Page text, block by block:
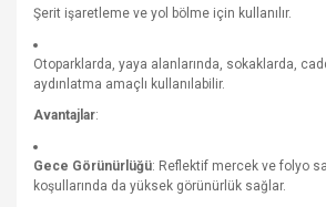
Şerit işaretleme ve yol bölme için kullanılır.
Otoparklarda, yaya alanlarında, sokaklarda,
aydınlatma amaçlı kullanılabilir.
Avantajlar:
Gece Görünürlüğü: Reflektif mercek ve folyo
koşullarında da yüksek görünürlük sağlar.